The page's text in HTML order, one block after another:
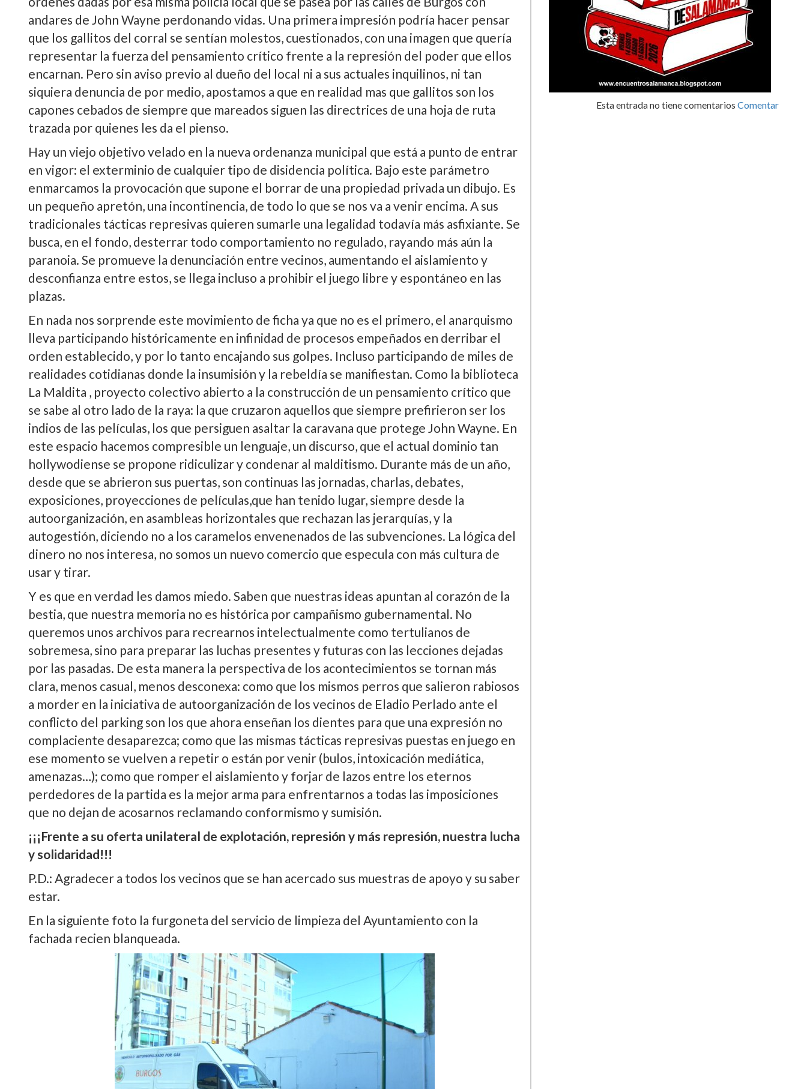
andares de John Wayne perdonando vidas. Una primera impresión podrí­a hacer pensar
que los gallitos del corral se sentí­an molestos, cuestionados, con una imagen que querí­a
representar la fuerza del pensamiento crí­tico frente a la represión del poder que ellos
encarnan. Pero sin aviso previo al dueño del local ni a sus actuales inquilinos, ni tan
siquiera denuncia de por medio, apostamos a que en realidad mas que gallitos son los
capones cebados de siempre que mareados siguen las directrices de una hoja de ruta
trazada por quienes les da el pienso.
Hay un viejo objetivo velado en la nueva ordenanza municipal que está a punto de entrar
en vigor: el exterminio de cualquier tipo de disidencia polí­tica. Bajo este parámetro
enmarcamos la provocación que supone el borrar de una propiedad privada un dibujo. Es
un pequeño apretón, una incontinencia, de todo lo que se nos va a venir encima. A sus
tradicionales tácticas represivas quieren sumarle una legalidad todaví­a más asfixiante. Se
busca, en el fondo, desterrar todo comportamiento no regulado, rayando más aún la
paranoia. Se promueve la denunciación entre vecinos, aumentando el aislamiento y
desconfianza entre estos, se llega incluso a prohibir el juego libre y espontáneo en las
plazas.
En nada nos sorprende este movimiento de ficha ya que no es el primero, el anarquismo
lleva participando históricamente en infinidad de procesos empeñados en derribar el
orden establecido, y por lo tanto encajando sus golpes. Incluso participando de miles de
realidades cotidianas donde la insumisión y la rebeldí­a se manifiestan. Como la biblioteca
La Maldita , proyecto colectivo abierto a la construcción de un pensamiento crí­tico que
se sabe al otro lado de la raya: la que cruzaron aquellos que siempre prefirieron ser los
indios de las pelí­culas, los que persiguen asaltar la caravana que protege John Wayne. En
este espacio hacemos compresible un lenguaje, un discurso, que el actual dominio tan
hollywodiense se propone ridiculizar y condenar al malditismo. Durante más de un año,
desde que se abrieron sus puertas, son continuas las jornadas, charlas, debates,
exposiciones, proyecciones de pelí­culas,que han tenido lugar, siempre desde la
autoorganización, en asambleas horizontales que rechazan las jerarquí­as, y la
autogestión, diciendo no a los caramelos envenenados de las subvenciones. La lógica del
dinero no nos interesa, no somos un nuevo comercio que especula con más cultura de
usar y tirar.
Y es que en verdad les damos miedo. Saben que nuestras ideas apuntan al corazón de la
bestia, que nuestra memoria no es histórica por campañismo gubernamental. No
queremos unos archivos para recrearnos intelectualmente como tertulianos de
sobremesa, sino para preparar las luchas presentes y futuras con las lecciones dejadas
por las pasadas. De esta manera la perspectiva de los acontecimientos se tornan más
clara, menos casual, menos desconexa: como que los mismos perros que salieron rabiosos
a morder en la iniciativa de autoorganización de los vecinos de Eladio Perlado ante el
conflicto del parking son los que ahora enseñan los dientes para que una expresión no
complaciente desaparezca; como que las mismas tácticas represivas puestas en juego en
ese momento se vuelven a repetir o están por venir (bulos, intoxicación mediática,
amenazas…); como que romper el aislamiento y forjar de lazos entre los eternos
perdedores de la partida es la mejor arma para enfrentarnos a todas las imposiciones
que no dejan de acosarnos reclamando conformismo y sumisión.
¡¡¡Frente a su oferta unilateral de explotación, represión y más represión, nuestra lucha
y solidaridad!!!
P.D.: Agradecer a todos los vecinos que se han acercado sus muestras de apoyo y su saber
estar.
En la siguiente foto la furgoneta del servicio de limpieza del Ayuntamiento con la
fachada recien blanqueada.
Esta entrada no tiene comentarios Comentar